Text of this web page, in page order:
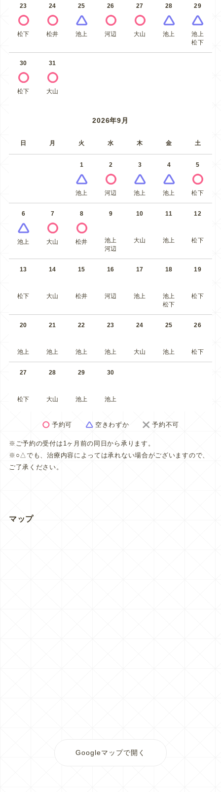
23
松下
24
松井
25
池上
26
河辺
27
大山
28
池上
29
池上
松下
30
松下
31
大山
2026年9月
日 月 火 水 木 金 土
1
池上
2
河辺
3
池上
4
池上
5
松下
6
池上
7
大山
8
松井
9
池上
河辺
10
大山
11
池上
12
松下
13
松下
14
大山
15
松井
16
河辺
17
池上
18
池上
松下
19
松下
20
池上
21
池上
22
池上
23
池上
24
大山
25
池上
26
松下
27
松下
28
大山
29
池上
30
池上
予約可 空きわずか 予約不可
※ご予約の受付は1ヶ月前の同日から承ります。
※○△でも、治療内容によっては承れない場合がございますので、
ご了承ください。
マップ
Googleマップで開く